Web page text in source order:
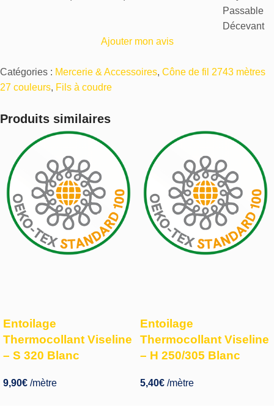
Passable
Décevant
Ajouter mon avis
Catégories : Mercerie & Accessoires, Cône de fil 2743 mètres
27 couleurs, Fils à coudre
Produits similaires
Entoilage
Thermocollant Viseline
– S 320 Blanc
9,90€ /mètre
Entoilage
Thermocollant Viseline
– H 250/305 Blanc
5,40€ /mètre